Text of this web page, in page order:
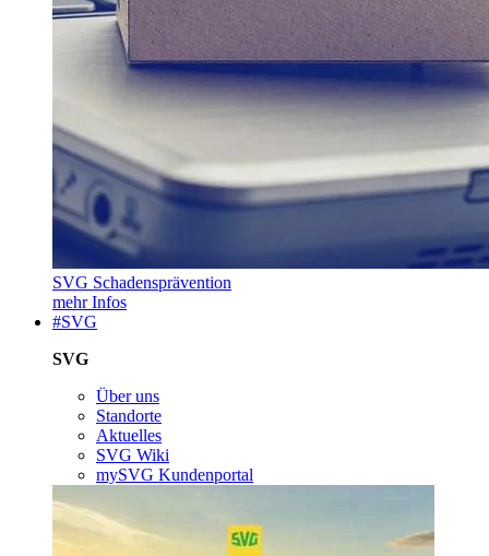
SVG Schadensprävention
mehr Infos
#SVG
SVG
Über uns
Standorte
Aktuelles
SVG Wiki
mySVG Kundenportal